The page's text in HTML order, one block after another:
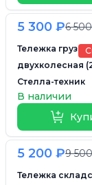
5 300 ₽6
Тележка
двухколесная
Стелла-техник
В наличии
5 200 ₽9
Тележка